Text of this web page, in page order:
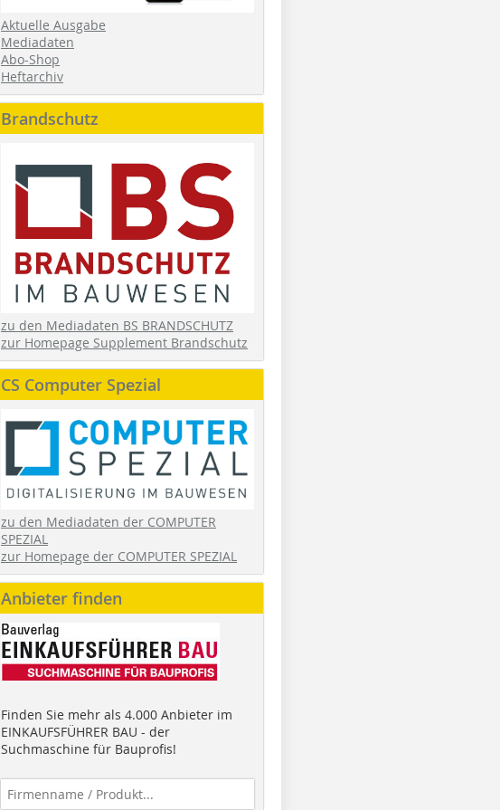
Aktuelle Ausgabe
Mediadaten
Abo-Shop
Heftarchiv
Brandschutz
zu den Mediadaten BS BRANDSCHUTZ
zur Homepage Supplement Brandschutz
CS Computer Spezial
zu den Mediadaten der COMPUTER
SPEZIAL
zur Homepage der COMPUTER SPEZIAL
Anbieter finden
Finden Sie mehr als 4.000 Anbieter im
EINKAUFSFÜHRER BAU - der
Suchmaschine für Bauprofis!